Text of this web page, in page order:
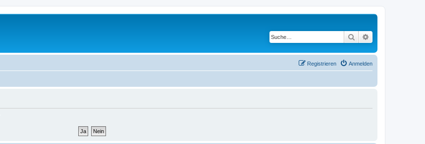
Suche
Anmelden
Registrieren